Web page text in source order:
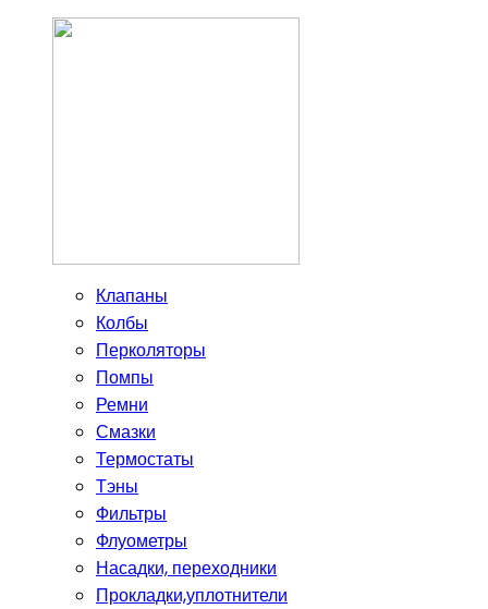
Клапаны
Колбы
Перколяторы
Помпы
Ремни
Смазки
Термостаты
Тэны
Фильтры
Флуометры
Насадки, переходники
Прокладки,уплотнители